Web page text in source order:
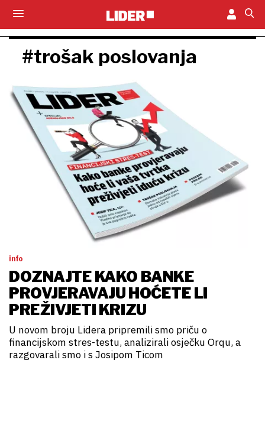
#trošak poslovanja
info
DOZNAJTE KAKO BANKE
PROVJERAVAJU HOĆETE LI
PREŽIVJETI KRIZU
U novom broju Lidera pripremili smo priču o
financijskom stres-testu, analizirali osječku Orqu, a
razgovarali smo i s Josipom Ticom